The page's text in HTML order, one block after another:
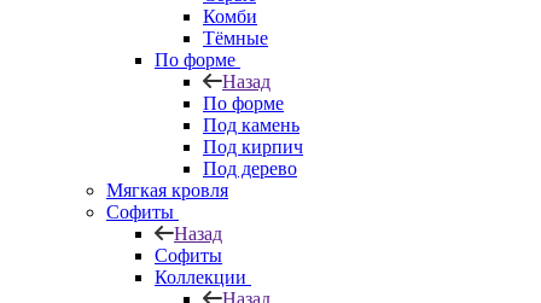
Комби
Тёмные
По форме
Назад
По форме
Под камень
Под кирпич
Под дерево
Мягкая кровля
Софиты
Назад
Софиты
Коллекции
Назад